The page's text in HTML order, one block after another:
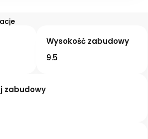
Wysokość zabudowy
9.5
zabudowy